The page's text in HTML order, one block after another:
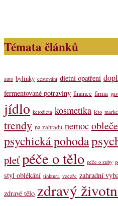
Témata článků
auto bylinky cestování dietní opatření
fermentované potraviny finance firma
jídlo ketodieta kosmetika léto
trendy na zahradu nemoc
psychická pohoda
pleťpéče o tělo péče o zuby
styl oblékání tinktura večeře zahradní
zdravé tělo zdravý